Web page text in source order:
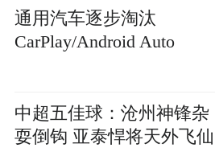
通用汽车逐步淘汰
CarPlay/Android Auto
中超五佳球：沧州神锋杂
耍倒钩 亚泰悍将天外飞仙